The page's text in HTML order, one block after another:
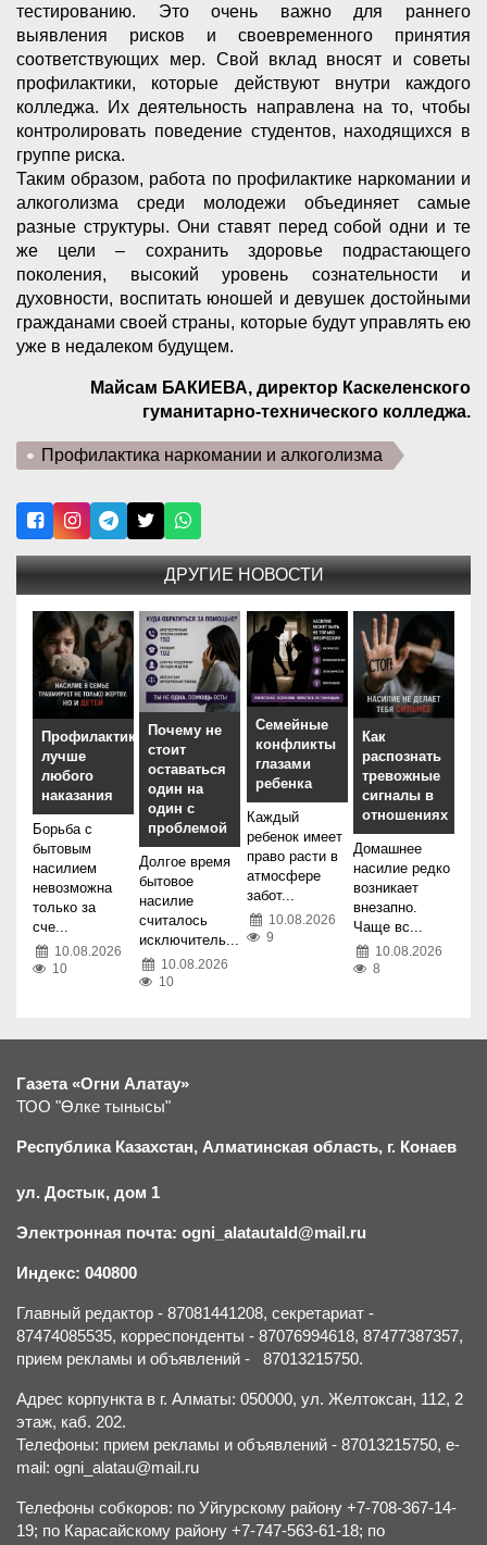
тестированию. Это очень важно для раннего
выявления рисков и своевременного принятия
соответствующих мер. Свой вклад вносят и советы
профилактики, которые действуют внутри каждого
колледжа. Их деятельность направлена на то, чтобы
контролировать поведение студентов, находящихся в
группе риска.
Таким образом, работа по профилактике наркомании и
алкоголизма среди молодежи объединяет самые
разные структуры. Они ставят перед собой одни и те
же цели – сохранить здоровье подрастающего
поколения, высокий уровень сознательности и
духовности, воспитать юношей и девушек достойными
гражданами своей страны, которые будут управлять ею
уже в недалеком будущем.
Майсам БАКИЕВА, директор Каскеленского
гуманитарно-технического колледжа.
Профилактика наркомании и алкоголизма
ДРУГИЕ НОВОСТИ
Профилактика
лучше
любого
наказания
Борьба с
бытовым
насилием
невозможна
только за
сче...
10.08.2026
10
Почему не
стоит
оставаться
один на
один с
проблемой
Долгое время
бытовое
насилие
считалось
исключитель...
10.08.2026
10
Семейные
конфликты
глазами
ребенка
Каждый
ребенок имеет
право расти в
атмосфере
забот...
10.08.2026
9
Как
распознать
тревожные
сигналы в
отношениях
Домашнее
насилие редко
возникает
внезапно.
Чаще вс...
10.08.2026
8
Газета «Огни Алатау»
ТОО "Өлке тынысы"
Республика Казахстан, Алматинская область, г. Конаев
ул. Достык, дом 1
Электронная почта: ogni_alatautald@mail.ru
Индекс: 040800
Главный редактор - 87081441208, секретариат -
87474085535, корреспонденты - 87076994618, 87477387357,
прием рекламы и объявлений - 87013215750.
Адрес корпункта в г. Алматы: 050000, ул. Желтоксан, 112, 2
этаж, каб. 202.
Телефоны: прием рекламы и объявлений - 87013215750, e-
mail: ogni_alatau@mail.ru
Телефоны собкоров: по Уйгурскому району +7-708-367-14-
19; по Карасайскому району +7-747-563-61-18; по